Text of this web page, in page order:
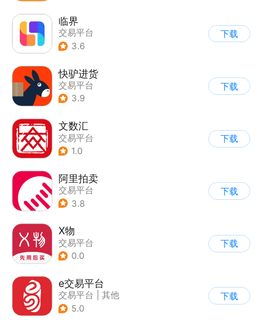
临界
交易平台
3.6
下载
快驴进货
交易平台
3.9
下载
文数汇
交易平台
1.0
下载
阿里拍卖
交易平台
3.8
下载
X物
交易平台
0.0
下载
e交易平台
交易平台
其他
5.0
下载